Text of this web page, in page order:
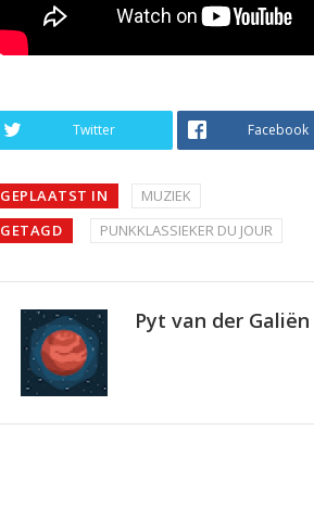
Twitter Facebook
GEPLAATST IN
MUZIEK
GETAGD
PUNKKLASSIEKER DU JOUR
Pyt van der Galiën